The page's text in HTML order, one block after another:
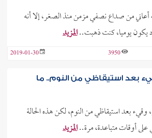
أعاني من صداع نصفي مزمن منذ الصغر، إلا أنه
يكون يوميا، كنت ذهبت..المزيد
3950
2019-01-30
بعد استيقاظي من النوم.. ما
بعد استيقاظي من النوم، لكن هذه الحالة
أوقات متباعدة، مرة..المزيد